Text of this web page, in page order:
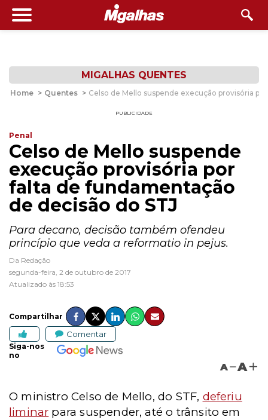
MIGALHAS QUENTES
Home > Quentes > Celso de Mello suspende execução provisória
PUBLICIDADE
Penal
Celso de Mello suspende
execução provisória por
falta de fundamentação
de decisão do STJ
Para decano, decisão também ofendeu
princípio que veda a reformatio in pejus.
Da Redação
segunda-feira, 2 de outubro de 2017
Atualizado às 18:53
Compartilhar
Comentar
Siga-nos
no
A A
O ministro Celso de Mello, do STF, deferiu
liminar para suspender, até o trânsito em